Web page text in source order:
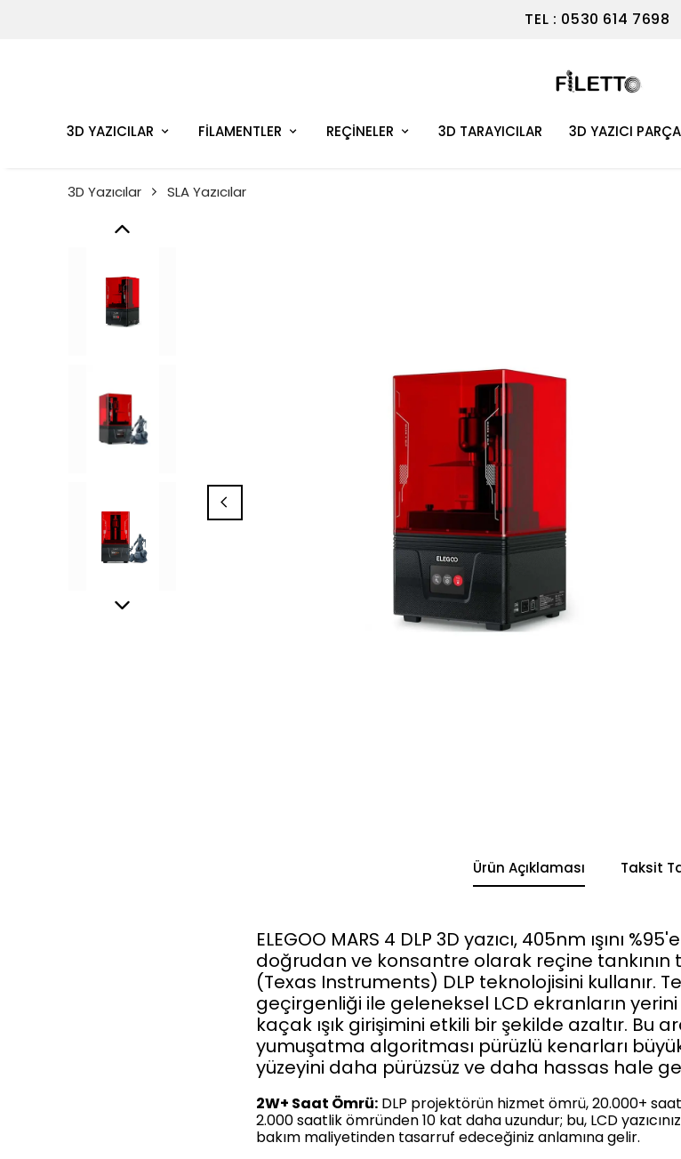
TEL : 0530 614 7698
3D YAZICILAR FİLAMENTLER REÇİNELER 3D TARAYICILAR 3D YAZICI
3D Yazıcılar SLA Yazıcılar
Ürün Açıklaması Taksit
ELEGOO MARS 4 DLP 3D yazıcı, 405nm ışını
doğrudan ve konsantre olarak reçine tankının
(Texas Instruments) DLP teknolojisini kullanır.
geçirgenliği ile geleneksel LCD ekranların yerini
kaçak ışık girişimini etkili bir şekilde azaltır. Bu
yumuşatma algoritması pürüzlü kenarları
yüzeyini daha pürüzsüz ve daha hassas hale
2W+ Saat Ömrü: DLP projektörün hizmet ömrü, 20.000+
2.000 saatlik ömründen 10 kat daha uzundur; bu, LCD
bakım maliyetinden tasarruf edeceğiniz anlamına gelir.